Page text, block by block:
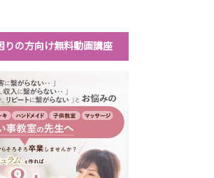
りの方向け無料動画講座